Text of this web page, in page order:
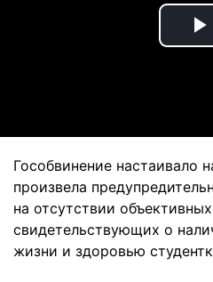
Гособвинение настаивало
произвела
на отсутствии
свидетельствующих о
жизни и здоровью